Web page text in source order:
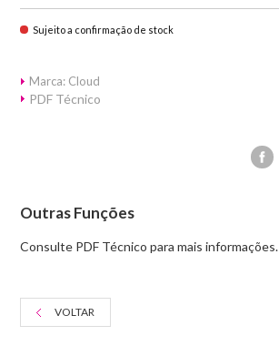
Sujeito a confirmação de stock
Marca: Cloud
PDF Técnico
Outras Funções
Consulte PDF Técnico para mais informações.
VOLTAR